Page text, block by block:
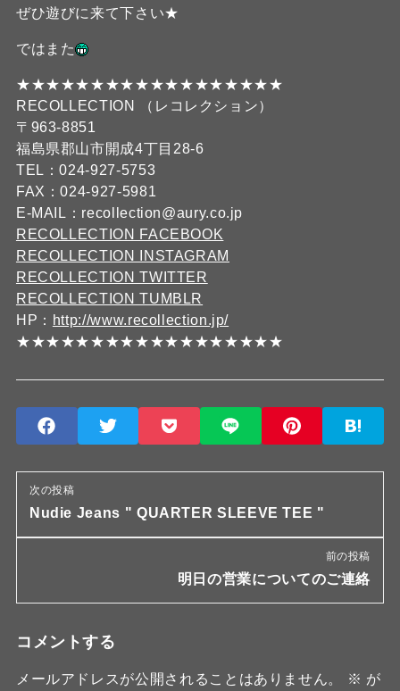
ぜひ遊びに来て下さい★
ではまた
★★★★★★★★★★★★★★★★★★
RECOLLECTION （レコレクション）
〒963-8851
福島県郡山市開成4丁目28-6
TEL：024-927-5753
FAX：024-927-5981
E-MAIL：recollection@aury.co.jp
RECOLLECTION FACEBOOK
RECOLLECTION INSTAGRAM
RECOLLECTION TWITTER
RECOLLECTION TUMBLR
HP： http://www.recollection.jp/
★★★★★★★★★★★★★★★★★★
次の投稿
Nudie Jeans " QUARTER SLEEVE TEE "
前の投稿
明日の営業についてのご連絡
コメントする
メールアドレスが公開されることはありません。 ※ が